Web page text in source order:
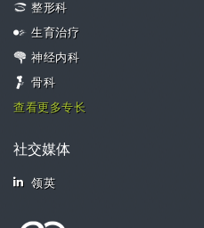
整形科
生育治疗
神经内科
骨科
查看更多专长
社交媒体
领英